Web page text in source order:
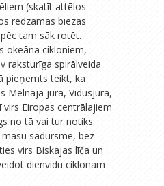
(skatīt attēlos
redzamas biezas
tam sāk rotēt.
okeāna cikloniem,
raksturīga spirālveida
pieņemts teikt, ka
Melnajā jūrā, Vidusjūrā,
Eiropas centrālajiem
no tā vai tur notiks
sadursme, bez
virs Biskajas līča un
dienvidu ciklonam